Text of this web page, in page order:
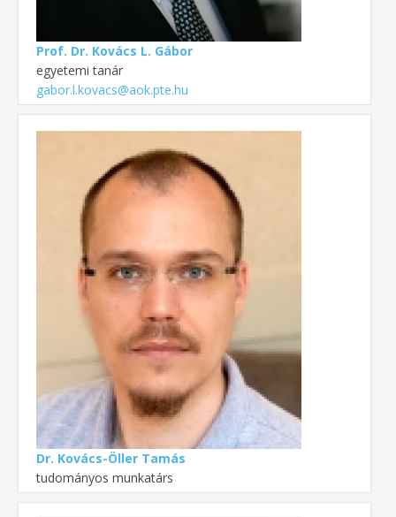
Prof. Dr. Kovács L. Gábor
egyetemi tanár
gabor.l.kovacs@aok.pte.hu
Dr. Kovács-Öller Tamás
tudományos munkatárs